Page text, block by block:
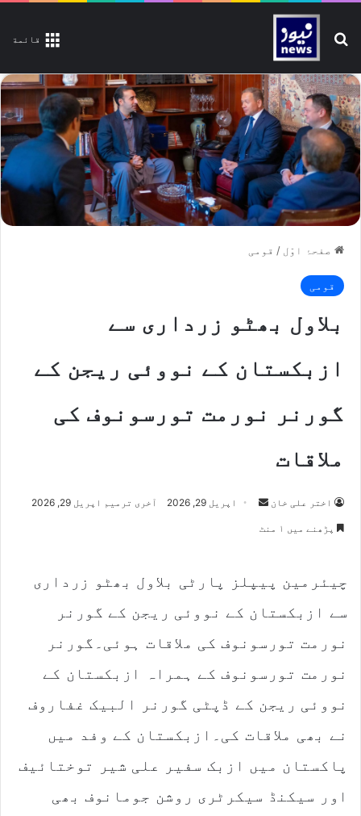
قائمة تلاش کیجیے
صفحۂ اوّل / قومی
قومی
بلاول بھٹو زرداری سے
ازبکستان کے نووئی ریجن کے
گورنر نورمت تورسونوف کی
ملاقات
اختر علی خان
Send
اپریل 29, 2026 آخری ترمیم اپریل 29, 2026
پڑھنے میں ۱ منٹ
چیئرمین پیپلز پارٹی بلاول بھٹو زرداری
سے ازبکستان کے نووئی ریجن کے گورنر
نورمت تورسونوف کی ملاقات ہوئی۔گورنر
نورمت تورسونوف کے ہمراہ ازبکستان کے
نووئی ریجن کے ڈپٹی گورنر البیک غفاروف
نے بھی ملاقات کی۔ازبکستان کے وفد میں
پاکستان میں ازبک سفیر علی شیر توختائیف
اور سیکنڈ سیکرٹری روشن جومانوف بھی